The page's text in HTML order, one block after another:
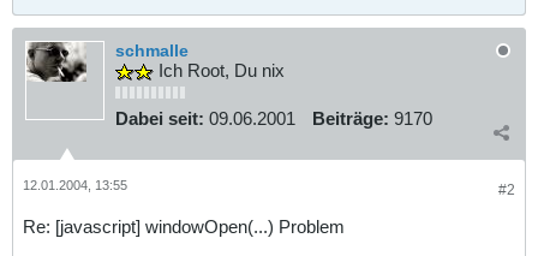
schmalle
Ich Root, Du nix
Dabei seit: 09.06.2001 Beiträge: 9170
#2
12.01.2004, 13:55
Re: [javascript] windowOpen(...) Problem